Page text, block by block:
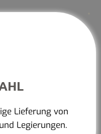
Lieferung von
Legierungen.